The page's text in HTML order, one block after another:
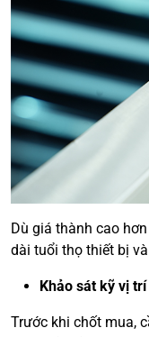
Dù giá thành cao
dài tuổi thọ thiết bị
Khảo sát kỹ vị
Trước khi chốt mua,